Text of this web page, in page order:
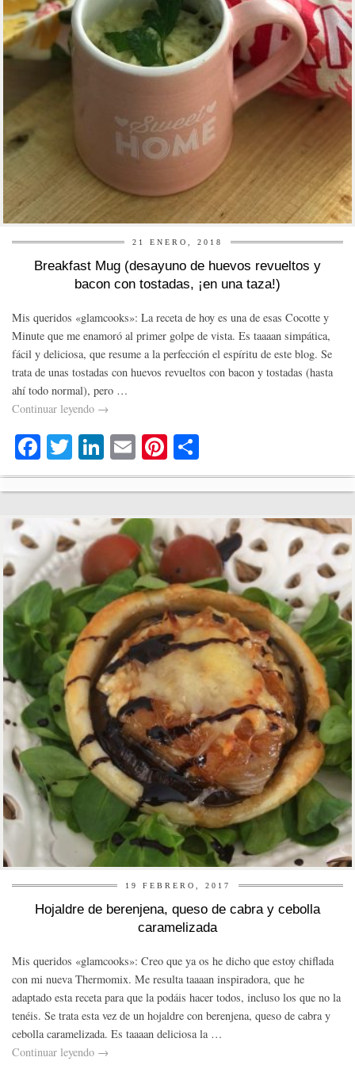
21 ENERO, 2018
Breakfast Mug (desayuno de huevos revueltos y
bacon con tostadas, ¡en una taza!)
Mis queridos «glamcooks»: La receta de hoy es una de esas Cocotte y
Minute que me enamoró al primer golpe de vista. Es taaaan simpática,
fácil y deliciosa, que resume a la perfección el espíritu de este blog. Se
trata de unas tostadas con huevos revueltos con bacon y tostadas (hasta
ahí todo normal), pero …
Continuar leyendo →
Fa
ce
bo
ok
T
wi
tte
r
Li
nk
ed
In
E
m
ail
Pi
nt
er
es
t
o
m
pa
rti
r
19 FEBRERO, 2017
Hojaldre de berenjena, queso de cabra y cebolla
caramelizada
Mis queridos «glamcooks»: Creo que ya os he dicho que estoy chiflada
con mi nueva Thermomix. Me resulta taaaan inspiradora, que he
adaptado esta receta para que la podáis hacer todos, incluso los que no la
tenéis. Se trata esta vez de un hojaldre con berenjena, queso de cabra y
cebolla caramelizada. Es taaaan deliciosa la …
Continuar leyendo →